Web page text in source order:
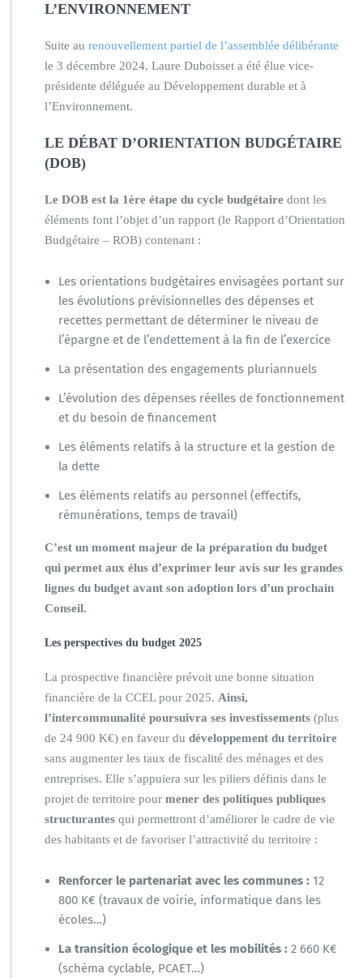
L’ENVIRONNEMENT
Suite au renouvellement partiel de l’assemblée délibérante
le 3 décembre 2024, Laure Duboisset a été élue vice-
présidente déléguée au Développement durable et à
l’Environnement.
LE DÉBAT D’ORIENTATION BUDGÉTAIRE
(DOB)
Le DOB est la 1ère étape du cycle budgétaire dont les
éléments font l’objet d’un rapport (le Rapport d’Orientation
Budgétaire – ROB) contenant :
Les orientations budgétaires envisagées portant sur
les évolutions prévisionnelles des dépenses et
recettes permettant de déterminer le niveau de
l’épargne et de l’endettement à la fin de l’exercice
La présentation des engagements pluriannuels
L’évolution des dépenses réelles de fonctionnement
et du besoin de financement
Les éléments relatifs à la structure et la gestion de
la dette
Les éléments relatifs au personnel (effectifs,
rémunérations, temps de travail)
C’est un moment majeur de la préparation du budget
qui permet aux élus d’exprimer leur avis sur les grandes
lignes du budget avant son adoption lors d’un prochain
Conseil.
Les perspectives du budget 2025
La prospective financière prévoit une bonne situation
financière de la CCEL pour 2025. Ainsi,
l’intercommunalité poursuivra ses investissements (plus
de 24 900 K€) en faveur du développement du territoire
sans augmenter les taux de fiscalité des ménages et des
entreprises. Elle s’appuiera sur les piliers définis dans le
projet de territoire pour mener des politiques publiques
structurantes qui permettront d’améliorer le cadre de vie
des habitants et de favoriser l’attractivité du territoire :
Renforcer le partenariat avec les communes : 12
800 K€ (travaux de voirie, informatique dans les
écoles…)
La transition écologique et les mobilités : 2 660 K€
(schéma cyclable, PCAET…)